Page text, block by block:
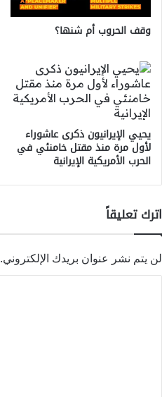
وقف الحروب أم شنها؟
يحيي الإيرانيون ذكرى عاشوراء
لأول مرة منذ مقتل خامنئي في
الحرب الأمريكية الإيرانية
اترك تعليقاً
لن يتم نشر عنوان بريدك الإلكتروني.